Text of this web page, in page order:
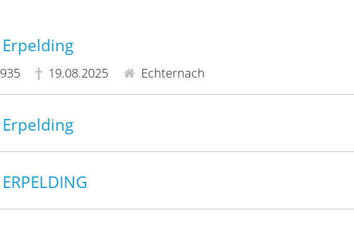
19.08.2025 Echternach